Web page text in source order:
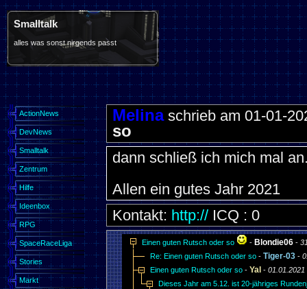
Smalltalk
alles was sonst nirgends passt
ActionNews
DevNews
Smalltalk
Zentrum
Hilfe
Ideenbox
RPG
SpaceRaceLiga
Stories
Markt
Melinaschrieb am 01-01-
so
dann schließ ich mich mal
Allen ein gutes Jahr 2021
Kontakt: http://ICQ : 0
Einen guten Rutsch oder so - Blondie06-
Re: Einen guten Rutsch oder so - Tiger-03-
Einen guten Rutsch oder so - Yal - 01.01.2021
Dieses Jahr am 5.12. ist 20-jähriges